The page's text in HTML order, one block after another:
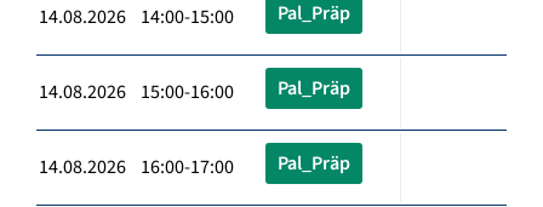
14.08.2026 14:00-15:00 Pal_Präp
14.08.2026 15:00-16:00 Pal_Präp
14.08.2026 16:00-17:00 Pal_Präp